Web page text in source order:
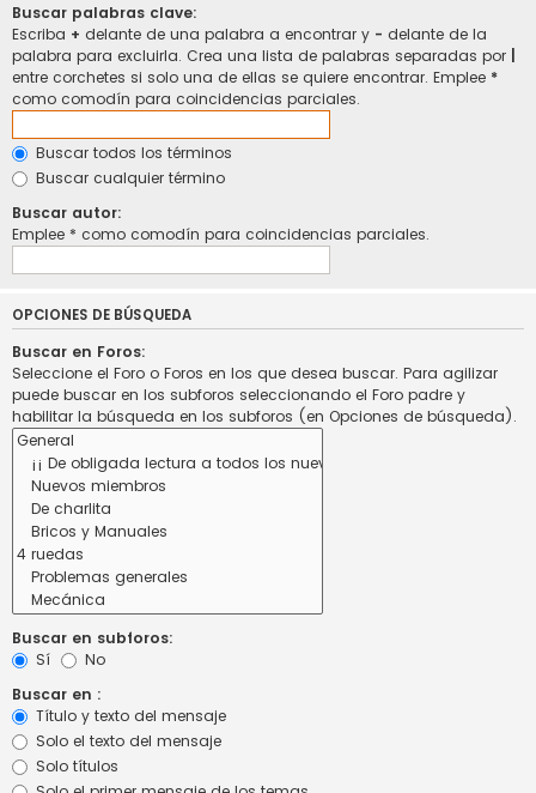
Buscar palabras clave:
Escriba + delante de una palabra a encontrar y - delante de la
palabra para excluirla. Crea una lista de palabras separadas por
entre corchetes si solo una de ellas se quiere encontrar. Emplee *
como comodín para coincidencias parciales.
Buscar todos los términos
Buscar cualquier término
Buscar autor:
Emplee * como comodín para coincidencias parciales.
OPCIONES DE BÚSQUEDA
Buscar en Foros:
Seleccione el Foro o Foros en los que desea buscar. Para agilizar
puede buscar en los subforos seleccionando el Foro padre y
habilitar la búsqueda en los subforos (en Opciones de búsqueda).
Buscar en subforos:
Sí
No
Buscar en :
Título y texto del mensaje
Solo el texto del mensaje
Solo títulos